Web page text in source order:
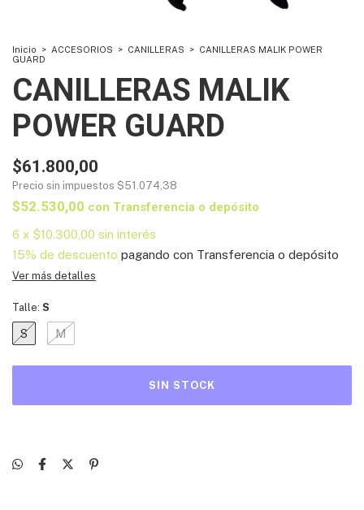
Inicio > ACCESORIOS > CANILLERAS > CANILLERAS MALIK POWER
GUARD
CANILLERAS MALIK
POWER GUARD
$61.800,00
Precio sin impuestos $51.074,38
$52.530,00 con Transferencia o depósito
6 x $10.300,00 sin interés
15% de descuento pagando con Transferencia o depósito
Ver más detalles
Talle: S
S M